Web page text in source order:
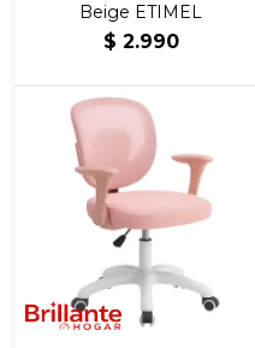
Beige ETIMEL
$ 2.990